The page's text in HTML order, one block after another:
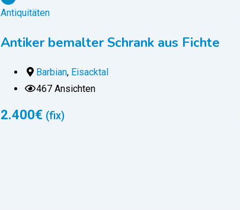
Antiquitäten
Antiker bemalter Schrank aus Fichte
Barbian, Eisacktal
467 Ansichten
2.400€ (fix)